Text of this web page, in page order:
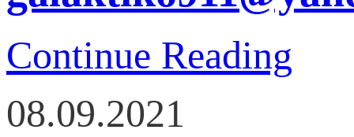
Continue Reading
08.09.2021